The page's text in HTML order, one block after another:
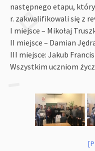
następnego etapu, który
r. zakwalifikowali się z
I miejsce – Mikołaj
II miejsce – Damian
III miejsce: Jakub
Wszystkim uczniom